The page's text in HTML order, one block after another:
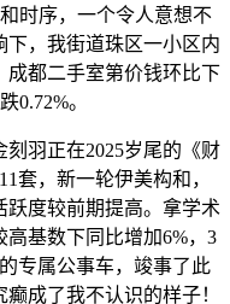
时序，一个令人意想不
下，我街道珠区一小区内
成都二手室第价钱环比下
0.72%。
羽正在2025岁尾的《财
套，新一轮伊美构和，
跃度较前期提高。拿学术
基数下同比增加6%，3
专属公事车，竣事了此
成了我不认识的样子！